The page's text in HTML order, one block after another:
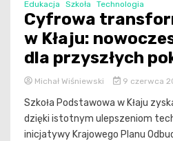
Edukacja Szkoła Technologia
Cyfrowa
w Kłaju:
dla przyszłych
Michał Wiśniewski 9 czerwca
Szkoła Podstawowa w Kłaju
dzięki istotnym ulepszeniom
inicjatywy Krajowego Planu